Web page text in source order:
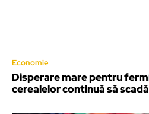
Economie
Disperare mare pentru
cerealelor continuă să scadă